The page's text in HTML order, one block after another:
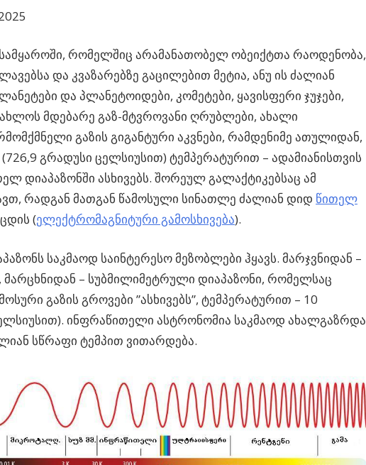
რომელშიც არამანათობელ ობეიქტთა რაოდენობა,
და კვაზარებზე გაცილებით მეტია, ანუ ის ძალიან
და პლანეტოიდები, კომეტები, ყავისფერი ჯუჯები,
მდებარე გაზ-მტვროვანი ღრუბლები, ახალი
გაზის გიგანტური აკვნები, რამდენიმე ათულიდან,
გრადუსი ცელსიუსით) ტემპერატურით – ადამიანისთვის
დიაპაზონში ასხივებს. შორეულ გალაქტიკებსაც ამ
რადგან მათგან წამოსული სინათლე ძალიან დიდ წითელ
(ელექტრომაგნიტური გამოსხივება).
საკმაოდ საინტერესო მეზობლები ჰყავს. მარჯვნიდან –
მარცხნიდან – სუბმილიმეტრული დიაპაზონი, რომელსაც
გაზის გროვები ”ასხივებს”, ტემპერატურით – 10
ინფრაწითელი ასტრონომია საკმაოდ ახალგაზრდა
სწრაფი ტემპით ვითარდება.